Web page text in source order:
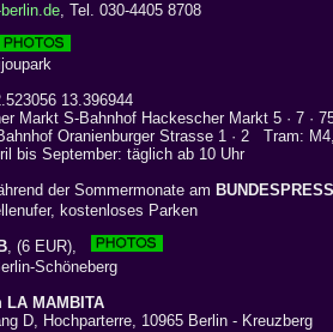
, Tel. 030-4405 8708
13.396944
Markt S-Bahnhof Hackescher Markt 5 · 7 ·
Oranienburger Strasse 1 · 2 Tram:
bis September: täglich ab 10 Uhr
der Sommermonate am
kostenloses Parken
, (6 EUR),
Schöneberg
LA MAMBITA
D, Hochparterre, 10965 Berlin - Kreuzberg